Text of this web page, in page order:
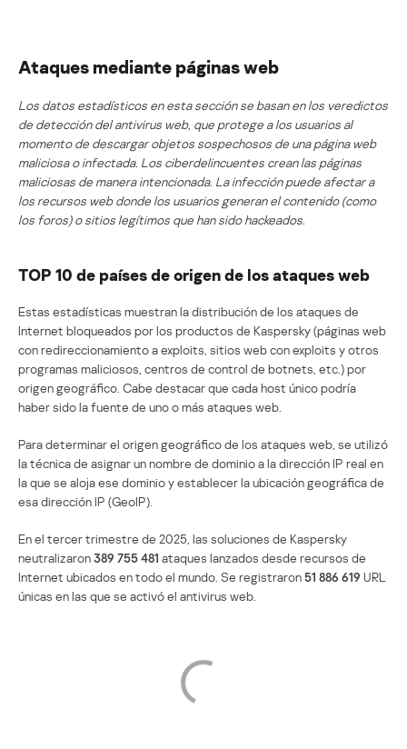
Ataques mediante páginas web
Los datos estadísticos en esta sección se basan en los veredictos
de detección del antivirus web, que protege a los usuarios al
momento de descargar objetos sospechosos de una página web
maliciosa o infectada. Los ciberdelincuentes crean las páginas
maliciosas de manera intencionada. La infección puede afectar a
los recursos web donde los usuarios generan el contenido (como
los foros) o sitios legítimos que han sido hackeados.
TOP 10 de países de origen de los ataques web
Estas estadísticas muestran la distribución de los ataques de
Internet bloqueados por los productos de Kaspersky (páginas web
con redireccionamiento a exploits, sitios web con exploits y otros
programas maliciosos, centros de control de botnets, etc.) por
origen geográfico. Cabe destacar que cada host único podría
haber sido la fuente de uno o más ataques web.
Para determinar el origen geográfico de los ataques web, se utilizó
la técnica de asignar un nombre de dominio a la dirección IP real en
la que se aloja ese dominio y establecer la ubicación geográfica de
esa dirección IP (GeoIP).
En el tercer trimestre de 2025, las soluciones de Kaspersky
neutralizaron389 755 481 ataques lanzados desde recursos de
Internet ubicados en todo el mundo. Se registraron51 886 619 URL
únicas en las que se activó el antivirus web.